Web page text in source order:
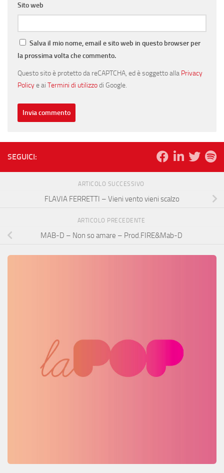
Sito web
Salva il mio nome, email e sito web in questo browser per
la prossima volta che commento.
Questo sito è protetto da reCAPTCHA, ed è soggetto alla Privacy
Policye ai Termini di utilizzodi Google.
SEGUICI:
ARTICOLO SUCCESSIVO
FLAVIA FERRETTI – Vieni vento vieni scalzo
ARTICOLO PRECEDENTE
MAB-D – Non so amare – Prod.FIRE&Mab-D